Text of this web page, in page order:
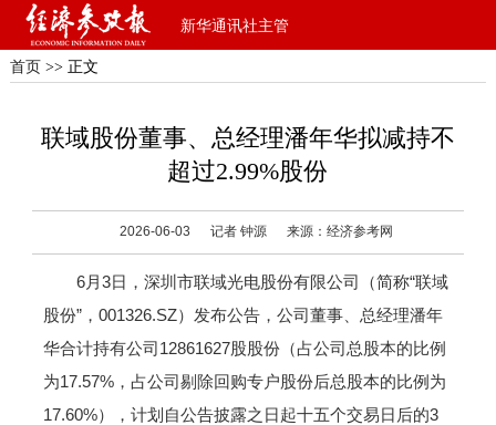
新华通讯社主管
首页 >> 正文
联域股份董事、总经理潘年华拟减持不
超过2.99%股份
2026-06-03 记者 钟源 来源：经济参考网
6月3日，深圳市联域光电股份有限公司（简称“联域
股份”，001326.SZ）发布公告，公司董事、总经理潘年
华合计持有公司12861627股股份（占公司总股本的比例
为17.57%，占公司剔除回购专户股份后总股本的比例为
17.60%），计划自公告披露之日起十五个交易日后的3